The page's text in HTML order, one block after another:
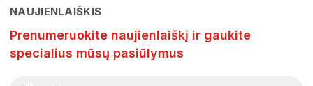
NAUJIENLAIŠKIS
Prenumeruokite naujienlaiškį ir gaukite
specialius mūsų pasiūlymus